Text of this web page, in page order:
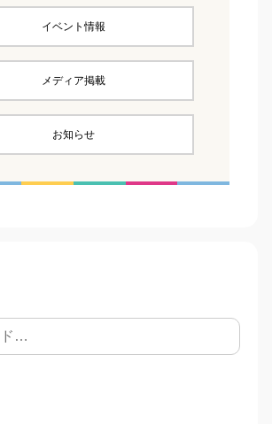
イベント情報
メディア掲載
お知らせ